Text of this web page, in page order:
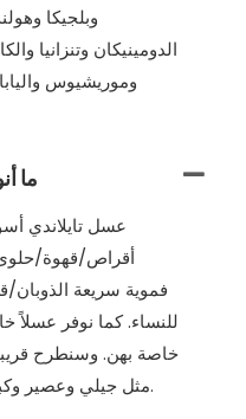
وبلجيكا
الدومينيكان وتنزانيا
وموريشيوس
ما
عسل تايلاندي
أقراص/قهوة/
فموية سريعة الذوبان/
للنساء. كما نوفر عسلاً
خاصة بهن. وسنطرح
مثل جيلي وعصير وكبسولات إنقاص الوزن للرجال.